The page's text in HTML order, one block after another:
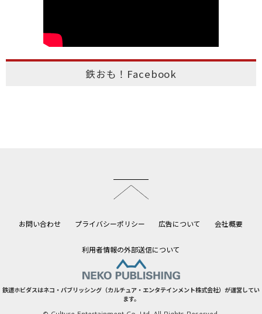
鉄おも！Facebook
お問い合わせ プライバシーポリシー 広告について 会社概要
利用者情報の外部送信について
鉄道ホビダスはネコ・パブリッシング（カルチュア・エンタテインメント株式会社）が運営してい
ます。